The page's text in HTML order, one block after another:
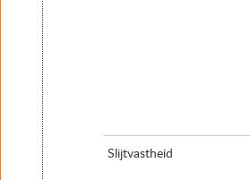
Slijtvastheid